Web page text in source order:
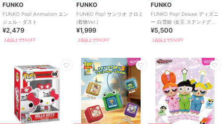
FUNKO
FUNKO Pop! Animation エン
ジェル・ダスト
¥2,479
2点以上で5%OFF
FUNKO
FUNKO Pop! サンリオ クロミ
(着物Ver.)
¥1,999
2点以上で5%OFF
FUNKO
FUNKO Pop! Deluxe ディズニ
ー 白雪姫 (女王 ステンドグラ
ス) ディズニー
¥5,500
2点以上で5%OFF